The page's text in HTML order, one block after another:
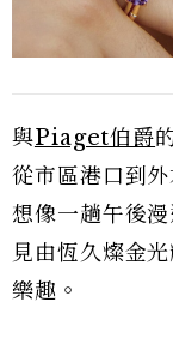
與Piaget伯爵
從市區港口到
想像一趟午後
見由恆久燦金
樂趣。